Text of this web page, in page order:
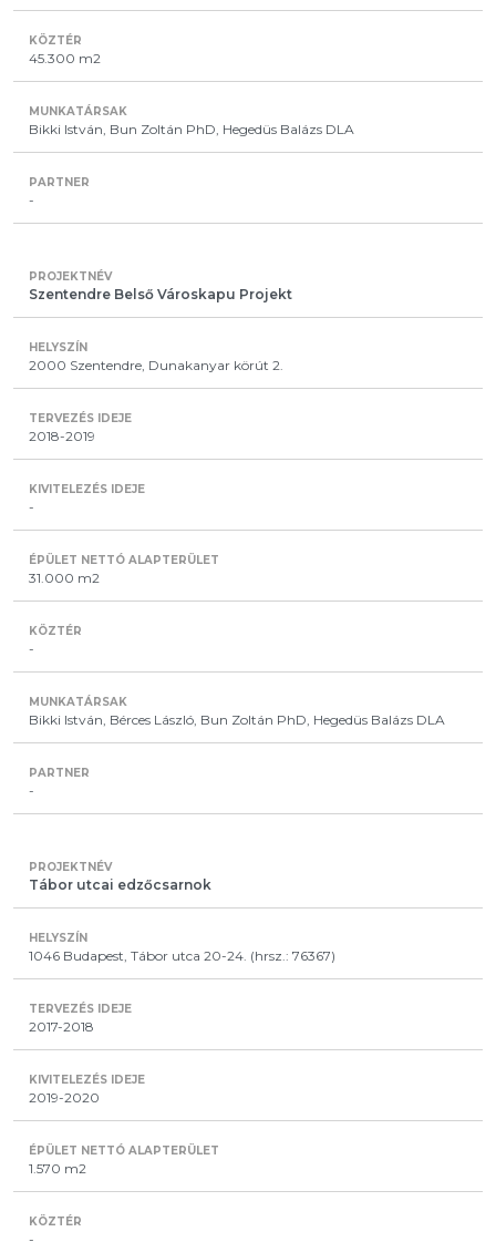
45.300 m2
Bikki István, Bun Zoltán PhD, Hegedüs Balázs DLA
-
Szentendre Belső Városkapu Projekt
2000 Szentendre, Dunakanyar körút 2.
2018-2019
-
31.000 m2
-
Bikki István, Bérces László, Bun Zoltán PhD, Hegedüs Balázs DLA
-
Tábor utcai edzőcsarnok
1046 Budapest, Tábor utca 20-24. (hrsz.: 76367)
2017-2018
2019-2020
1.570 m2